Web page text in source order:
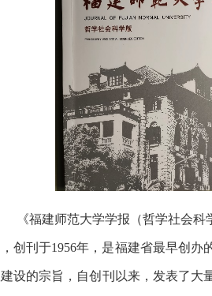
《福建师范大学学报（哲学社会
创刊于1956年，是福建省最早创
建设的宗旨，自创刊以来，发表了大